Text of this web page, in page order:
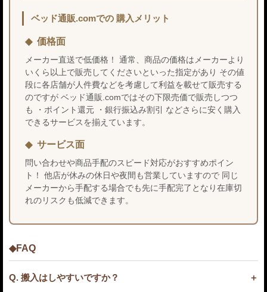
ベッド通販.comでの 購入メリット
価格面
メーカー直送で低価格！ 通常、商品の価格はメーカーより
いくら以上で販売してくださいといった指定があり その値
段に各店舗が人件費などを考慮して利益を載せて販売する
のですが ベッド通販.comではその下限売価で販売しつつ
も ・ポイント還元 ・銀行振込み割引 などさらに安く購入
できるサービスを揃えています。
サービス面
問い合わせや商品手配のスピード対応がおすすめポイン
ト！ 他店が休みの休日や夜間も営業していますので 同じ
メーカーから手配する場合でも先に手配完了となり在庫切
れのリスクも低減できます。
◆FAQ
Q. 搬入はしやすいですか？